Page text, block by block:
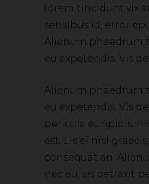
lorem tincidunt vix
sensibus id, error
Alienum phaedrum
eu expetendis. Vis
Alienum phaedrum
eu expetendis. Vis
pericula euripidis,
est. Lis ei nisl
consequat an.
nec eu, vis detraxit